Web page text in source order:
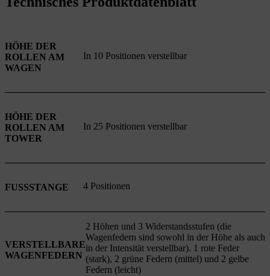
HÖHE DER
ROLLEN AM
WAGEN
In 10 Positionen verstellbar
HÖHE DER
ROLLEN AM
TOWER
In 25 Positionen verstellbar
FUSSSTANGE 4 Positionen
VERSTELLBARE
WAGENFEDERN
2 Höhen und 3 Widerstandsstufen (die
Wagenfedern sind sowohl in der Höhe als auch
in der Intensität verstellbar). 1 rote Feder
(stark), 2 grüne Federn (mittel) und 2 gelbe
Federn (leicht)